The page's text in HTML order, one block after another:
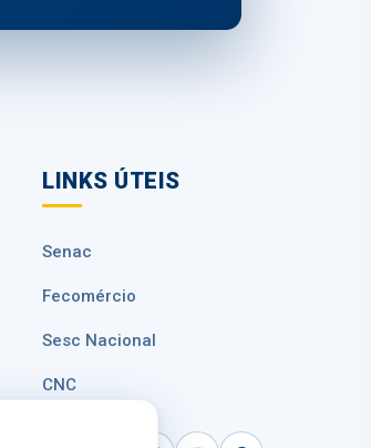
LINKS ÚTEIS
Senac
Fecomércio
Sesc Nacional
CNC